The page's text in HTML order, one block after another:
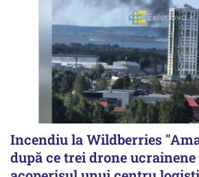
Incendiu la Wildberries
după ce trei drone ucrainene